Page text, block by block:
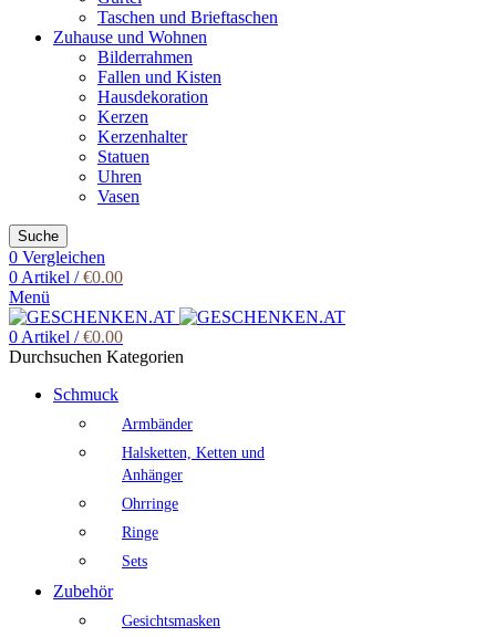
Taschen und Brieftaschen
Zuhause und Wohnen
Bilderrahmen
Fallen und Kisten
Hausdekoration
Kerzen
Kerzenhalter
Statuen
Uhren
Vasen
Suche
0 Vergleichen
0Artikel / €0.00
Menü
0Artikel / €0.00
Durchsuchen Kategorien
Schmuck
Armbänder
Halsketten, Ketten und
Anhänger
Ohrringe
Ringe
Sets
Zubehör
Gesichtsmasken